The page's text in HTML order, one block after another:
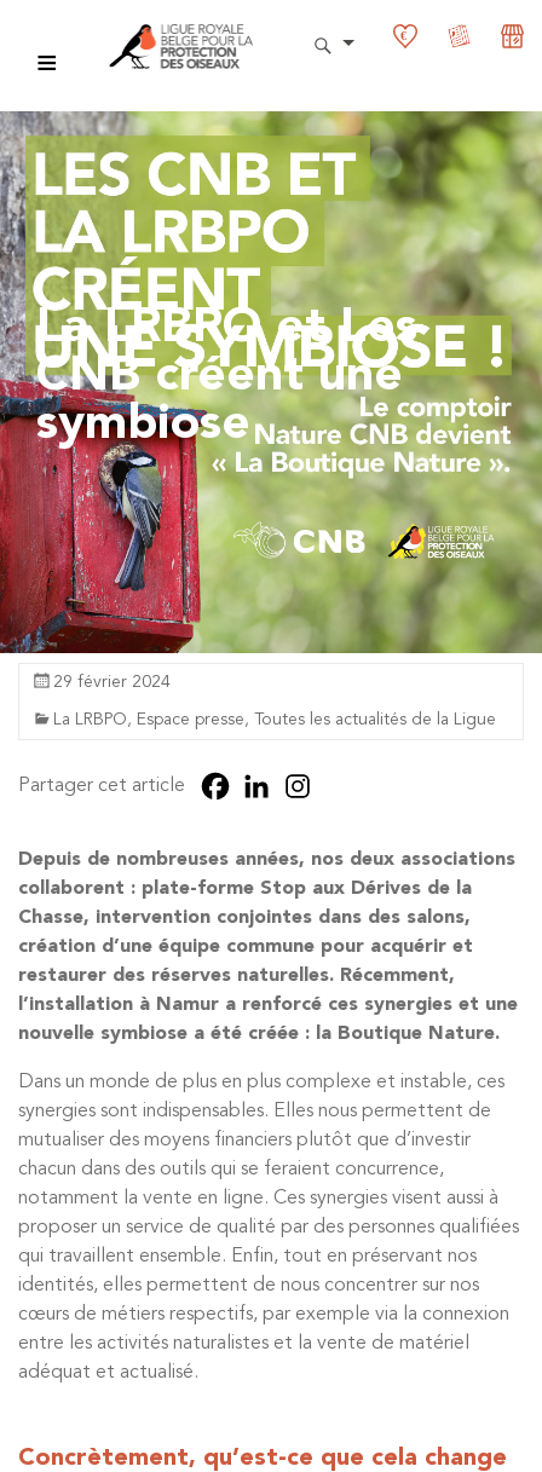
La LRBPO et Les
CNB créent une
symbiose
29 février 2024
La LRBPO, Espace presse, Toutes les actualités de la Ligue
Partager cet article
Depuis de nombreuses années, nos deux associations
collaborent : plate-forme Stop aux Dérives de la
Chasse, intervention conjointes dans des salons,
création d’une équipe commune pour acquérir et
restaurer des réserves naturelles. Récemment,
l’installation à Namur a renforcé ces synergies et une
nouvelle symbiose a été créée : la Boutique Nature.
Dans un monde de plus en plus complexe et instable, ces
synergies sont indispensables. Elles nous permettent de
mutualiser des moyens financiers plutôt que d’investir
chacun dans des outils qui se feraient concurrence,
notamment la vente en ligne. Ces synergies visent aussi à
proposer un service de qualité par des personnes qualifiées
qui travaillent ensemble. Enfin, tout en préservant nos
identités, elles permettent de nous concentrer sur nos
cœurs de métiers respectifs, par exemple via la connexion
entre les activités naturalistes et la vente de matériel
adéquat et actualisé.
Concrètement, qu’est-ce que cela change